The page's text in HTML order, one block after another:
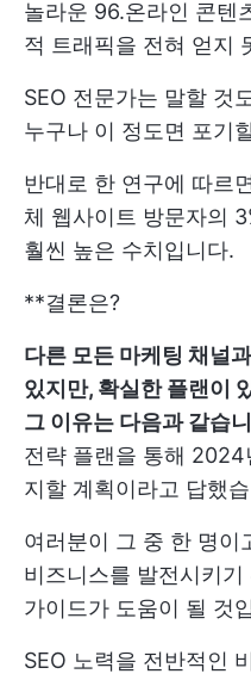
놀라운 96.온라인 콘텐
적 트래픽을 전혀 얻지
SEO 전문가는 말할 것
누구나 이 정도면 포기
반대로 한 연구에 따르
체 웹사이트 방문자의
훨씬 높은 수치입니다.
**결론은?
다른 모든 마케팅 채널
있지만, 확실한 플랜이
그 이유는 다음과 같습
전략 플랜을 통해
지할 계획이라고 답했
여러분이 그 중 한 명이
비즈니스를 발전시키
가이드가 도움이 될 것
SEO 노력을 전반적인